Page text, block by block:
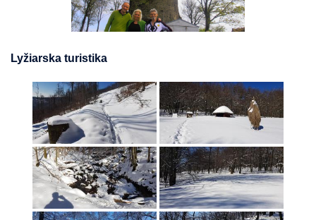
Lyžiarska turistika